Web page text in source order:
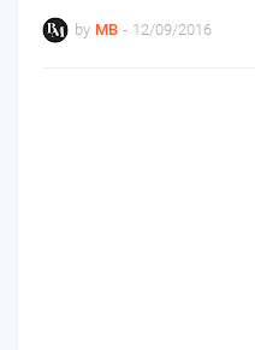
by MB - 12/09/2016